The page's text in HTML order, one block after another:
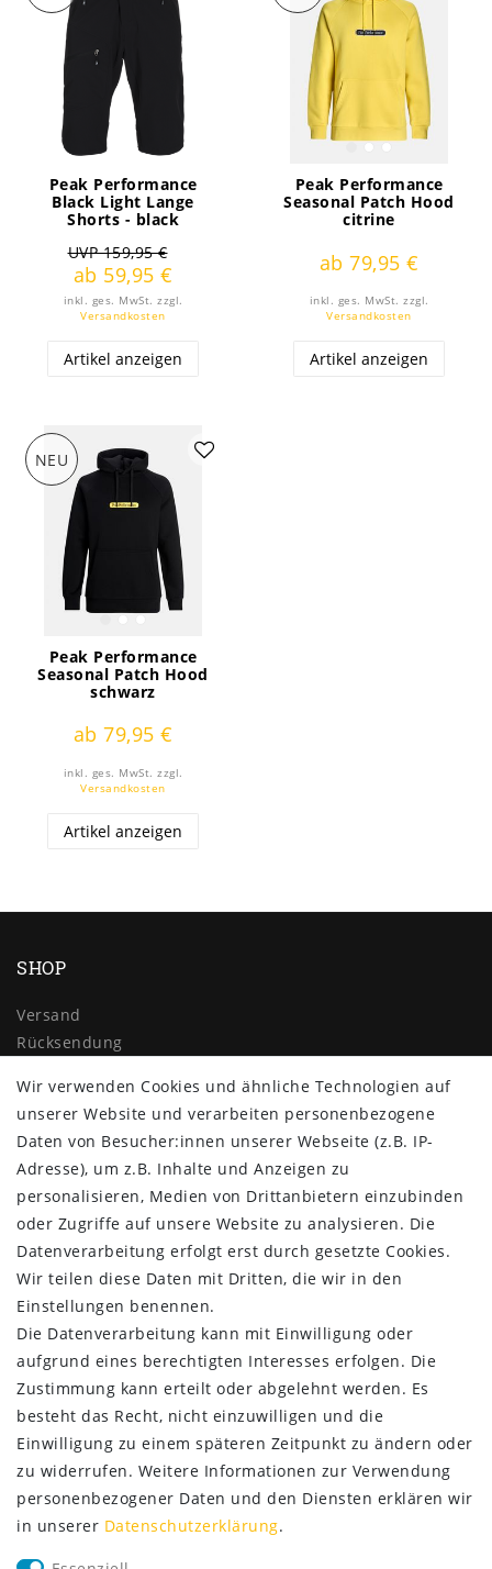
Peak Performance
Black Light Lange
Shorts - black
UVP 159,95 €
ab 59,95 €
inkl. ges. MwSt. zzgl.
Versandkosten
Artikel anzeigen
Peak Performance
Seasonal Patch Hood
citrine
ab 79,95 €
inkl. ges. MwSt. zzgl.
Versandkosten
Artikel anzeigen
NEU
Peak Performance
Seasonal Patch Hood
schwarz
ab 79,95 €
inkl. ges. MwSt. zzgl.
Versandkosten
Artikel anzeigen
SHOP
Versand
Rücksendung
Impressum
Daten­schutz­erklärung
AGB
Kontakt
ZAHLUNG & VERSAND
SERVICE
Wir verwenden Cookies und ähnliche Technologien auf
unserer Website und verarbeiten personenbezogene
Daten von Besucher:innen unserer Webseite (z.B. IP-
Adresse), um z.B. Inhalte und Anzeigen zu
personalisieren, Medien von Drittanbietern einzubinden
oder Zugriffe auf unsere Website zu analysieren. Die
Datenverarbeitung erfolgt erst durch gesetzte Cookies.
Wir teilen diese Daten mit Dritten, die wir in den
Einstellungen benennen.
Die Datenverarbeitung kann mit Einwilligung oder
aufgrund eines berechtigten Interesses erfolgen. Die
Zustimmung kann erteilt oder abgelehnt werden. Es
besteht das Recht, nicht einzuwilligen und die
Einwilligung zu einem späteren Zeitpunkt zu ändern oder
zu widerrufen. Weitere Informationen zur Verwendung
personenbezogener Daten und den Diensten erklären wir
in unserer Daten­schutz­erklärung.